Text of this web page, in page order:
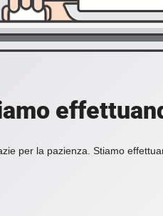
per la pazienza. Stiamo